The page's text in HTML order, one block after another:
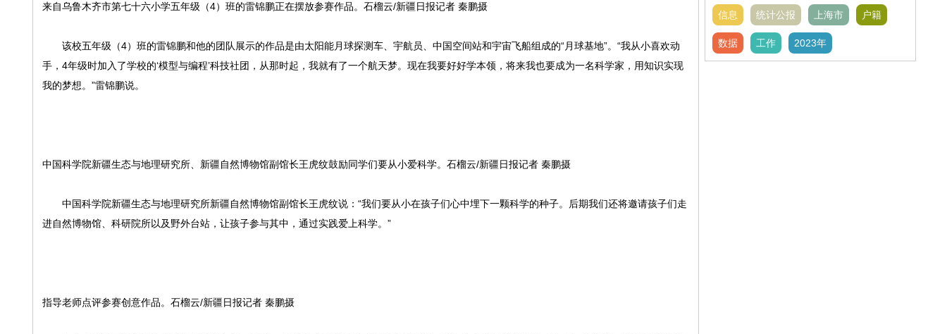
来自乌鲁木齐市第七十六小学五年级（4）班的雷锦鹏正在摆放参赛作品。石榴云/新疆日报记者 秦鹏摄
该校五年级（4）班的雷锦鹏和他的团队展示的作品是由太阳能月球探测车、宇航员、中国空间站和宇宙飞船组成的“月球基地”。“我从小喜欢动
手，4年级时加入了学校的‘模型与编程’科技社团，从那时起，我就有了一个航天梦。现在我要好好学本领，将来我也要成为一名科学家，用知识实现
我的梦想。”雷锦鹏说。
中国科学院新疆生态与地理研究所、新疆自然博物馆副馆长王虎纹鼓励同学们要从小爱科学。石榴云/新疆日报记者 秦鹏摄
中国科学院新疆生态与地理研究所新疆自然博物馆副馆长王虎纹说：“我们要从小在孩子们心中埋下一颗科学的种子。后期我们还将邀请孩子们走
进自然博物馆、科研院所以及野外台站，让孩子参与其中，通过实践爱上科学。”
指导老师点评参赛创意作品。石榴云/新疆日报记者 秦鹏摄
信息 统计公报 上海市 户籍
数据 工作 2023年